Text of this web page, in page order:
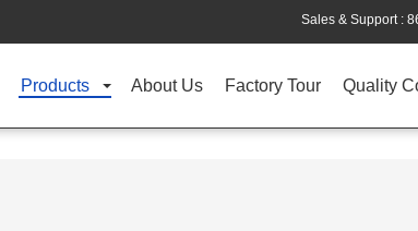
Sales & Support :
Products About Us Factory Tour Quality